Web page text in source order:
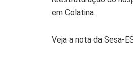
em Colatina.
Veja a nota da Sesa-